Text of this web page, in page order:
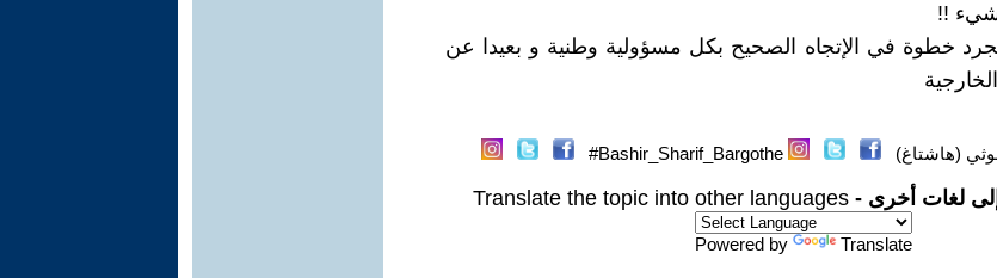
شيء !!
خطوة في الإتجاه الصحيح بكل مسؤولية وطنية و بعيدا عن
(هاشتاغ) Bashir_Sharif_Bargothe#
لغات أخرى - Translate the topic into other languages
Powered by Translate